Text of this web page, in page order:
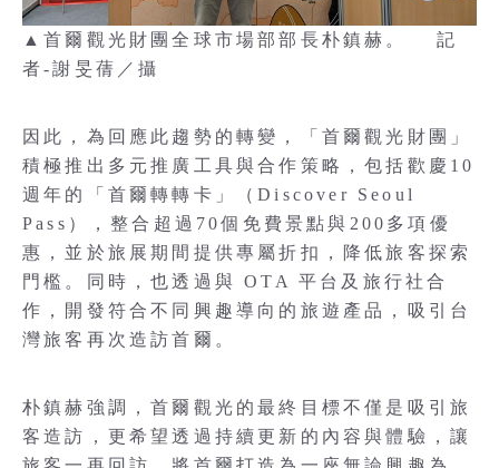
▲首爾觀光財團全球市場部部長朴鎮赫。 記
者-謝旻蒨／攝
因此，為回應此趨勢的轉變，「首爾觀光財團」
積極推出多元推廣工具與合作策略，包括歡慶10
週年的「首爾轉轉卡」（Discover Seoul
Pass），整合超過70個免費景點與200多項優
惠，並於旅展期間提供專屬折扣，降低旅客探索
門檻。同時，也透過與 OTA 平台及旅行社合
作，開發符合不同興趣導向的旅遊產品，吸引台
灣旅客再次造訪首爾。
朴鎮赫強調，首爾觀光的最終目標不僅是吸引旅
客造訪，更希望透過持續更新的內容與體驗，讓